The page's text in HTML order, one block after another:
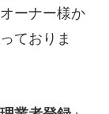
ーナー様か
ておりま